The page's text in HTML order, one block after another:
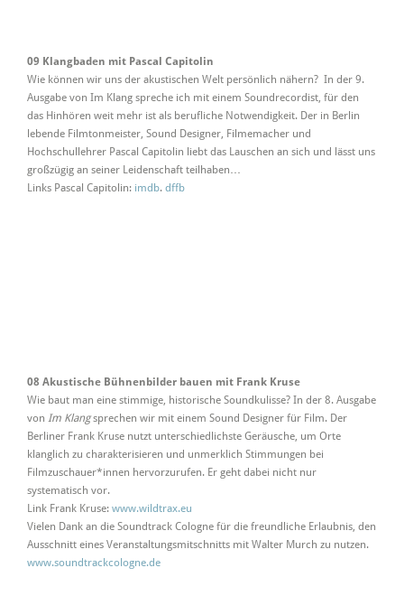
09 Klangbaden mit Pascal Capitolin
Wie können wir uns der akustischen Welt persönlich nähern? In der 9.
Ausgabe von Im Klang spreche ich mit einem Soundrecordist, für den
das Hinhören weit mehr ist als berufliche Notwendigkeit. Der in Berlin
lebende Filmtonmeister, Sound Designer, Filmemacher und
Hochschullehrer Pascal Capitolin liebt das Lauschen an sich und lässt uns
großzügig an seiner Leidenschaft teilhaben…
Links Pascal Capitolin: imdb. dffb
08 Akustische Bühnenbilder bauen mit Frank Kruse
Wie baut man eine stimmige, historische Soundkulisse? In der 8. Ausgabe
von Im Klangsprechen wir mit einem Sound Designer für Film. Der
Berliner Frank Kruse nutzt unterschiedlichste Geräusche, um Orte
klanglich zu charakterisieren und unmerklich Stimmungen bei
Filmzuschauer*innen hervorzurufen. Er geht dabei nicht nur
systematisch vor.
Link Frank Kruse: www.wildtrax.eu
Vielen Dank an die Soundtrack Cologne für die freundliche Erlaubnis, den
Ausschnitt eines Veranstaltungsmitschnitts mit Walter Murch zu nutzen.
www.soundtrackcologne.de